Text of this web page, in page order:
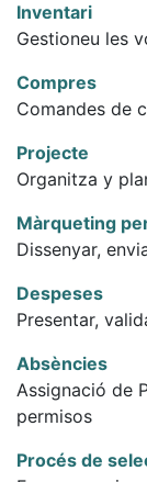
Inventari
Gestioneu les
Compres
Comandes de
Projecte
Organitza y
Màrqueting
Dissenyar,
Despeses
Presentar,
Absències
Assignació de
permisos
Procés de